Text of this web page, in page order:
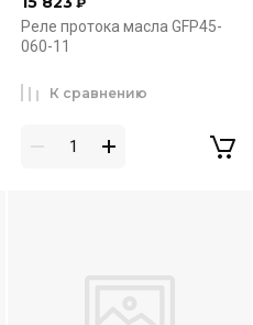
Реле протока масла GFP45-
060-11
К сравнению